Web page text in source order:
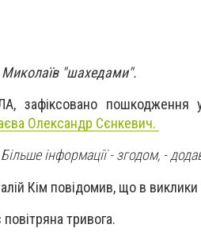
Миколаїв "шахедами".
зафіксовано
Олександр Сєнкевич.
інформації - згодом, -
Кім повідомив, що в
тривога.